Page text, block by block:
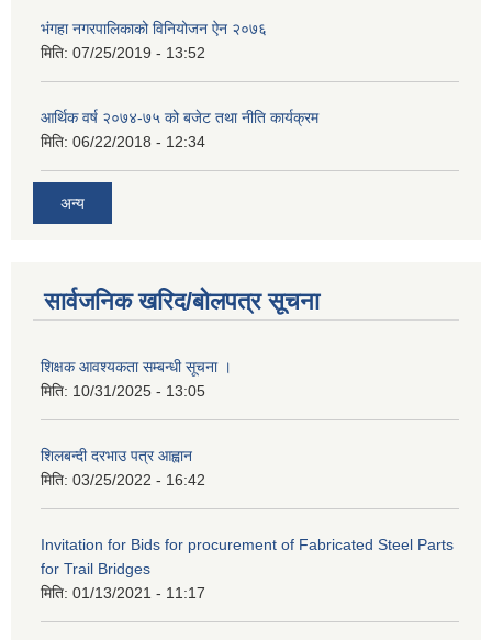
भंगहा नगरपालिकाको विनियोजन ऐन २०७६
मिति: 07/25/2019 - 13:52
आर्थिक वर्ष २०७४-७५ को बजेट तथा नीति कार्यक्रम
मिति: 06/22/2018 - 12:34
अन्य
सार्वजनिक खरिद/बोलपत्र सूचना
शिक्षक आवश्यकता सम्बन्धी सूचना ।
मिति: 10/31/2025 - 13:05
शिलबन्दी दरभाउ पत्र आह्वान
मिति: 03/25/2022 - 16:42
Invitation for Bids for procurement of Fabricated Steel Parts
for Trail Bridges
मिति: 01/13/2021 - 11:17